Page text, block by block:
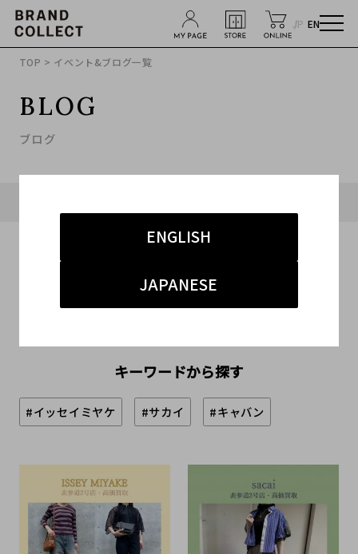
JP EN
ENGLISH
JAPANESE
TOP > イベント&ブログ一覧
BLOG
ブログ
キーワードから探す
#イッセイミヤケ #サカイ #キャバン